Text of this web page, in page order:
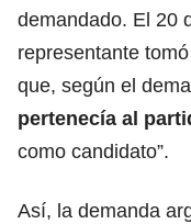
demandado. El 20
representante
que, según el
pertenecía al
como candidato”.
Así, la demanda